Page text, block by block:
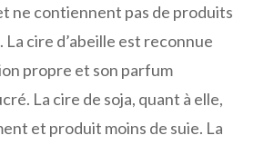
ne contiennent pas de produits
cire d’abeille est reconnue
propre et son parfum
La cire de soja, quant à elle,
et produit moins de suie. La